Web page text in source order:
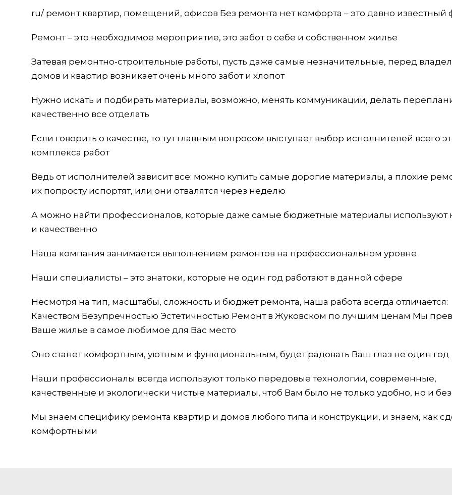
ru/ ремонт квартир, помещений, офисов Без ремонта нет комфорта – это давно известный
Ремонт – это необходимое мероприятие, это забот о себе и собственном жилье
Затевая ремонтно-строительные работы, пусть даже самые незначительные, перед
домов и квартир возникает очень много забот и хлопот
Нужно искать и подбирать материалы, возможно, менять коммуникации, делать
качественно все отделать
Если говорить о качестве, то тут главным вопросом выступает выбор исполнителей всего
комплекса работ
Ведь от исполнителей зависит все: можно купить самые дорогие материалы, а плохие
их попросту испортят, или они отвалятся через неделю
А можно найти профессионалов, которые даже самые бюджетные материалы используют
и качественно
Наша компания занимается выполнением ремонтов на профессиональном уровне
Наши специалисты – это знатоки, которые не один год работают в данной сфере
Несмотря на тип, масштабы, сложность и бюджет ремонта, наша работа всегда отличается:
Качеством Безупречностью Эстетичностью Ремонт в Жуковском по лучшим ценам Мы
Ваше жилье в самое любимое для Вас место
Оно станет комфортным, уютным и функциональным, будет радовать Ваш глаз не один год
Наши профессионалы всегда используют только передовые технологии, современные,
качественные и экологически чистые материалы, чтоб Вам было не только удобно, но и
Мы знаем специфику ремонта квартир и домов любого типа и конструкции, и знаем, как
комфортными